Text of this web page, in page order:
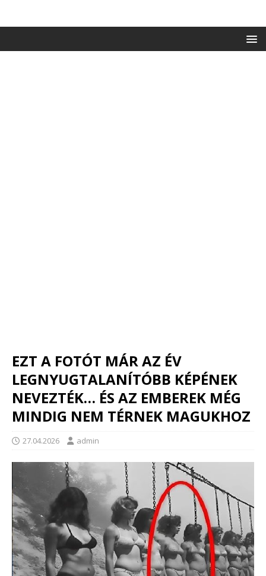
EZT A FOTÓT MÁR AZ ÉV
LEGNYUGTALANÍTÓBB KÉPÉNEK
NEVEZTÉK… ÉS AZ EMBEREK MÉG
MINDIG NEM TÉRNEK MAGUKHOZ
27.04.2026 admin